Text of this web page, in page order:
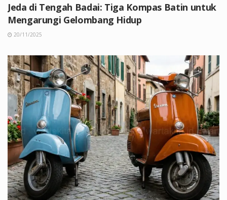
Jeda di Tengah Badai: Tiga Kompas Batin untuk
Mengarungi Gelombang Hidup
20/11/2025